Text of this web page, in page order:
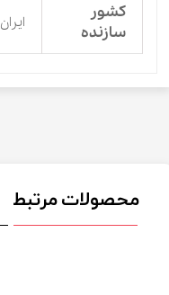
کشور
سازنده
ایران
محصولات مرتبط